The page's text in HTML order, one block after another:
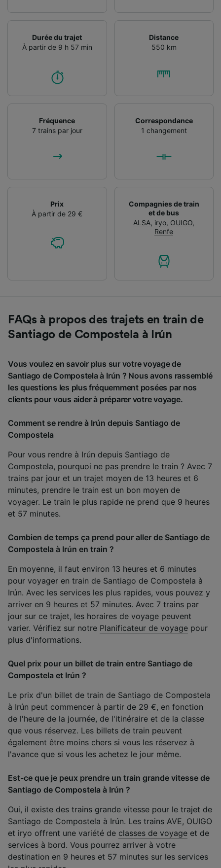
Durée du trajet
À partir de 9 h 57 min
Distance
550 km
Fréquence
7 trains par jour
Correspondance
1 changement
Prix
À partir de 29 €
Compagnies de train
et de bus
ALSA, iryo, OUIGO,
Renfe
FAQs à propos des trajets en train de
Santiago de Compostela à Irún
Vous voulez en savoir plus sur votre voyage de
Santiago de Compostela à Irún ? Nous avons rassemblé
les questions les plus fréquemment posées par nos
clients pour vous aider à préparer votre voyage.
Comment se rendre à Irún depuis Santiago de
Compostela
Pour vous rendre à Irún depuis Santiago de
Compostela, pourquoi ne pas prendre le train ? Avec 7
trains par jour et un trajet moyen de 13 heures et 6
minutes, prendre le train est un bon moyen de
voyager. Le train le plus rapide ne prend que 9 heures
et 57 minutes.
Combien de temps ça prend pour aller de Santiago de
Compostela à Irún en train ?
En moyenne, il faut environ 13 heures et 6 minutes
pour voyager en train de Santiago de Compostela à
Irún. Avec les services les plus rapides, vous pouvez y
arriver en 9 heures et 57 minutes. Avec 7 trains par
jour sur ce trajet, les horaires de voyage peuvent
varier. Vérifiez sur notre Planificateur de voyage pour
plus d'informations.
Quel prix pour un billet de train entre Santiago de
Compostela et Irún ?
Le prix d'un billet de train de Santiago de Compostela
à Irún peut commencer à partir de 29 €, en fonction
de l'heure de la journée, de l'itinéraire et de la classe
que vous réservez. Les billets de train peuvent
également être moins chers si vous les réservez à
l'avance que si vous les achetez le jour même.
Est-ce que je peux prendre un train grande vitesse de
Santiago de Compostela à Irún ?
Oui, il existe des trains grande vitesse pour le trajet de
Santiago de Compostela à Irún. Les trains AVE, OUIGO
et iryo offrent une variété de classes de voyage et de
services à bord. Vous pourrez arriver à votre
destination en 9 heures et 57 minutes sur les services